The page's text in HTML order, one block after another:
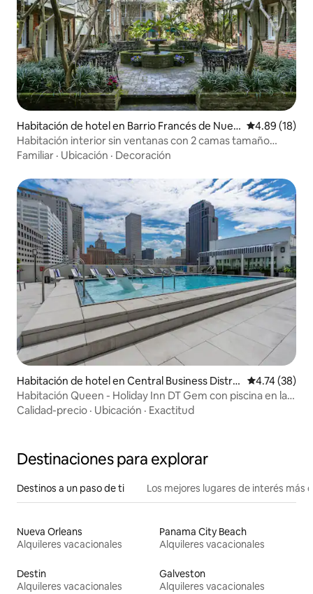
Habitación de hotel en Barrio Francés de Nuev
a Orleans
Calificación
4.89 (18)
Habitación interior sin ventanas con 2 camas tamaño
queen
Familiar · Ubicación · Decoración
Habitación de hotel en Central Business Distric
t
Calificación
4.74 (38)
Habitación Queen - Holiday Inn DT Gem con piscina en la
azotea
Calidad-precio · Ubicación · Exactitud
Destinaciones para explorar
Destinos a un paso de ti Los mejores lugares de interés más
Nueva Orleans
Alquileres vacacionales
Panama City Beach
Alquileres vacacionales
Destin
Alquileres vacacionales
Galveston
Alquileres vacacionales